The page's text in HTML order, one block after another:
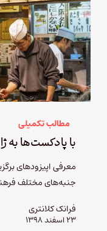
مطالب تکمیلی
با پادکست‌ها به
معرفی اپیزودهای
جنبه‌های مختلف
فرانک کلانتری
۲۳ اسفند ۱۳۹۸